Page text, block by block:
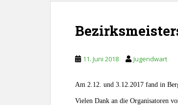
11. Juni 2018 Jugendwart
Am 2.12. und 3.12.2017 fand in
Vielen Dank an die Organisatoren